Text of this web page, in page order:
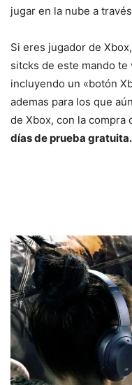
jugar en la nube a
Si eres jugador de
sitcks de este mando te
incluyendo un «botón
ademas para los que
de Xbox, con la compra
días de prueba gratuita.